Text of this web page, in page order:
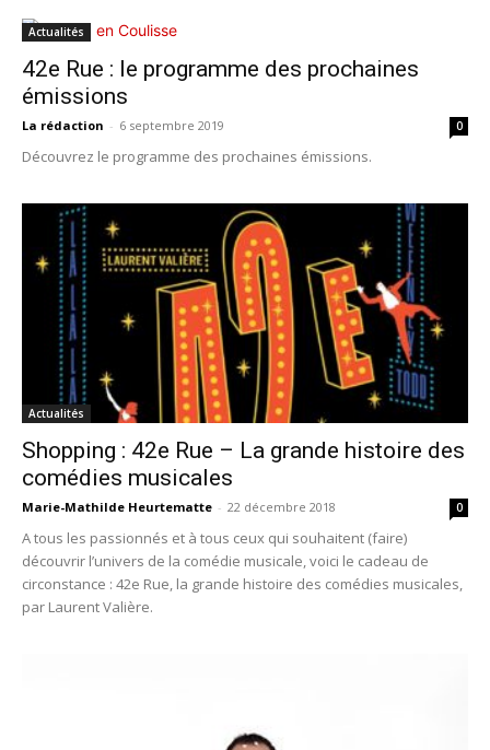
Actualités
42e Rue : le programme des prochaines
émissions
La rédaction - 6 septembre 2019 0
Découvrez le programme des prochaines émissions.
Actualités
Shopping : 42e Rue – La grande histoire des
comédies musicales
Marie-Mathilde Heurtematte - 22 décembre 2018 0
A tous les passionnés et à tous ceux qui souhaitent (faire)
découvrir l’univers de la comédie musicale, voici le cadeau de
circonstance : 42e Rue, la grande histoire des comédies musicales,
par Laurent Valière.